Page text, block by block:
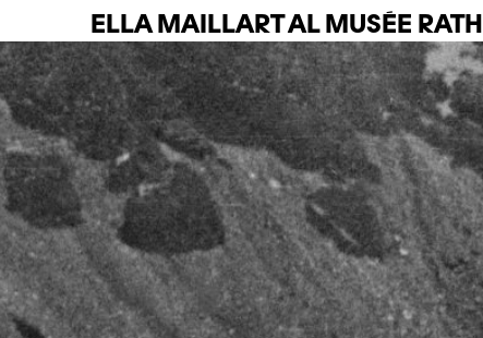
ELLA MAILLART AL MUSÉE RATH